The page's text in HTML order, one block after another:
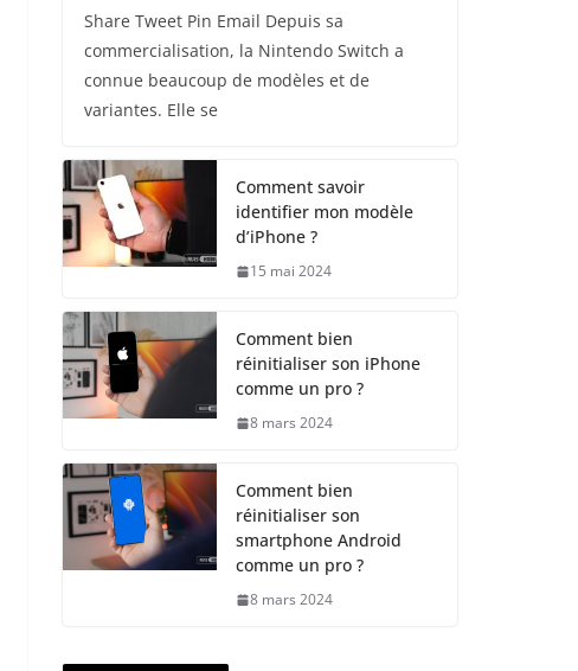
Share Tweet Pin Email Depuis sa
commercialisation, la Nintendo Switch a
connue beaucoup de modèles et de
variantes. Elle se
Comment savoir
identifier mon modèle
d’iPhone ?
15 mai 2024
Comment bien
réinitialiser son iPhone
comme un pro ?
8 mars 2024
Comment bien
réinitialiser son
smartphone Android
comme un pro ?
8 mars 2024